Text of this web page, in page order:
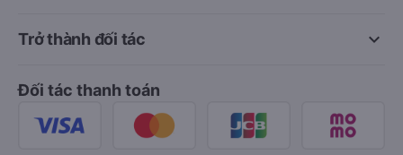
keyboard_arrow_down
Trở thành đối tác
Đối tác thanh toán